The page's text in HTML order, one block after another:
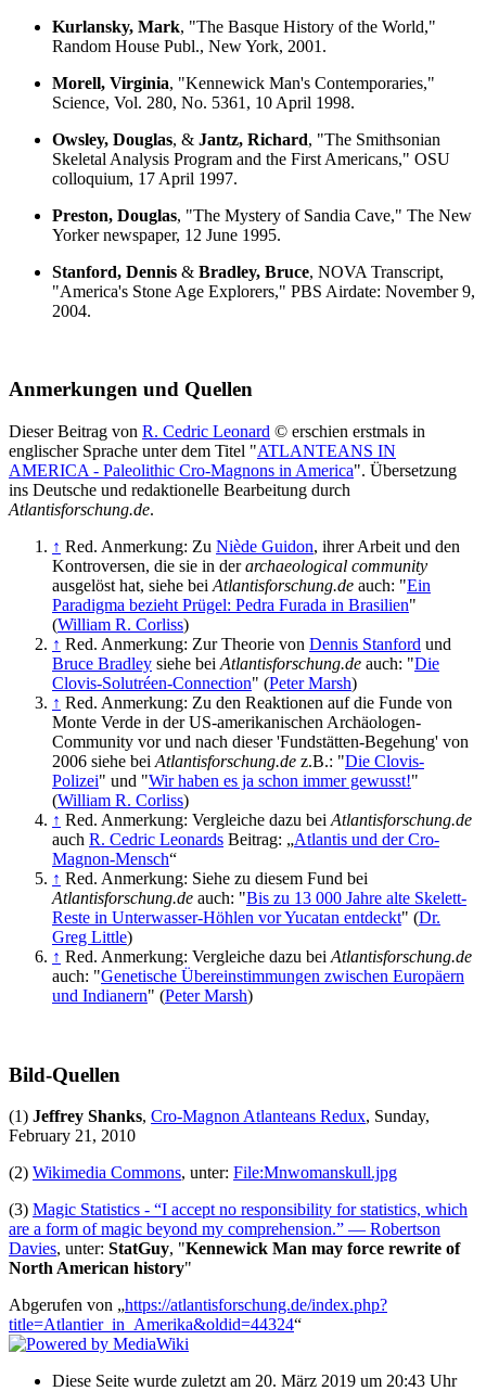
Kurlansky, Mark, "The Basque History of the World,"
Random House Publ., New York, 2001.
Morell, Virginia, "Kennewick Man's Contemporaries,"
Science, Vol. 280, No. 5361, 10 April 1998.
Owsley, Douglas, & Jantz, Richard, "The Smithsonian
Skeletal Analysis Program and the First Americans," OSU
colloquium, 17 April 1997.
Preston, Douglas, "The Mystery of Sandia Cave," The New
Yorker newspaper, 12 June 1995.
Stanford, Dennis & Bradley, Bruce, NOVA Transcript,
"America's Stone Age Explorers," PBS Airdate: November 9,
2004.
Anmerkungen und Quellen
Dieser Beitrag von R. Cedric Leonard © erschien erstmals in
englischer Sprache unter dem Titel "ATLANTEANS IN
AMERICA - Paleolithic Cro-Magnons in America". Übersetzung
ins Deutsche und redaktionelle Bearbeitung durch
Atlantisforschung.de.
↑ Red. Anmerkung: Zu Niède Guidon, ihrer Arbeit und den
Kontroversen, die sie in derarchaeological community
ausgelöst hat, siehe bei Atlantisforschung.de auch: "Ein
Paradigma bezieht Prügel: Pedra Furada in Brasilien"
(William R. Corliss)
↑ Red. Anmerkung: Zur Theorie von Dennis Stanford und
Bruce Bradley siehe bei Atlantisforschung.de auch: "Die
Clovis-Solutréen-Connection" (Peter Marsh)
↑ Red. Anmerkung: Zu den Reaktionen auf die Funde von
Monte Verde in der US-amerikanischen Archäologen-
Community vor und nach dieser 'Fundstätten-Begehung' von
2006 siehe bei Atlantisforschung.de z.B.: "Die Clovis-
Polizei" und "Wir haben es ja schon immer gewusst!"
(William R. Corliss)
↑ Red. Anmerkung: Vergleiche dazu bei Atlantisforschung.de
auch R. Cedric Leonards Beitrag: „Atlantis und der Cro-
Magnon-Mensch“
↑ Red. Anmerkung: Siehe zu diesem Fund bei
Atlantisforschung.de auch: "Bis zu 13 000 Jahre alte Skelett-
Reste in Unterwasser-Höhlen vor Yucatan entdeckt" (Dr.
Greg Little)
↑ Red. Anmerkung: Vergleiche dazu bei Atlantisforschung.de
auch: "Genetische Übereinstimmungen zwischen Europäern
und Indianern" (Peter Marsh)
Bild-Quellen
(1) Jeffrey Shanks, Cro-Magnon Atlanteans Redux, Sunday,
February 21, 2010
(2) Wikimedia Commons, unter: File:Mnwomanskull.jpg
(3) Magic Statistics - “I accept no responsibility for statistics, which
are a form of magic beyond my comprehension.” — Robertson
Davies, unter: StatGuy, "Kennewick Man may force rewrite of
North American history"
Abgerufen von „https://atlantisforschung.de/index.php?
title=Atlantier_in_Amerika&oldid=44324“
Diese Seite wurde zuletzt am 20. März 2019 um 20:43 Uhr